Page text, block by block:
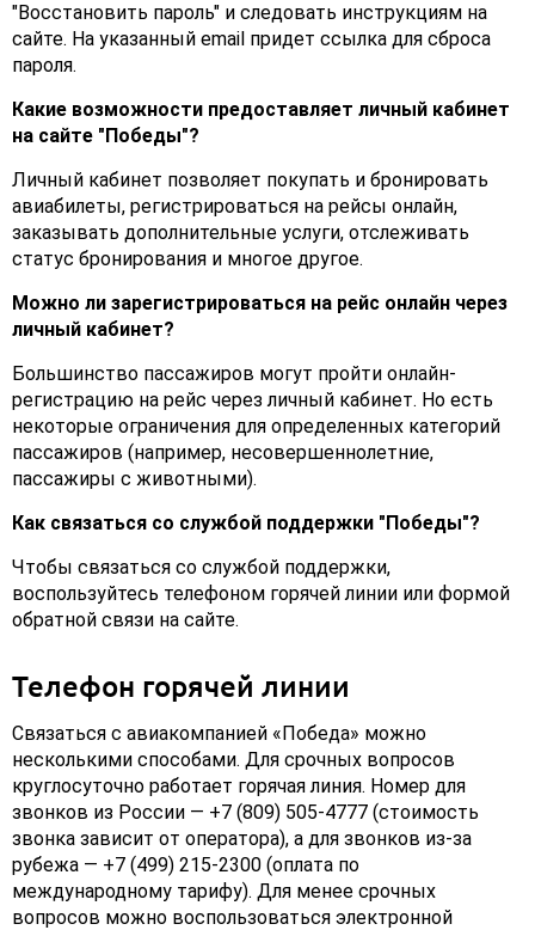
"Восстановить пароль" и следовать инструкциям на
сайте. На указанный email придет ссылка для сброса
пароля.
Какие возможности предоставляет личный кабинет
на сайте "Победы"?
Личный кабинет позволяет покупать и бронировать
авиабилеты, регистрироваться на рейсы онлайн,
заказывать дополнительные услуги, отслеживать
статус бронирования и многое другое.
Можно ли зарегистрироваться на рейс онлайн через
личный кабинет?
Большинство пассажиров могут пройти онлайн-
регистрацию на рейс через личный кабинет. Но есть
некоторые ограничения для определенных категорий
пассажиров (например, несовершеннолетние,
пассажиры с животными).
Как связаться со службой поддержки "Победы"?
Чтобы связаться со службой поддержки,
воспользуйтесь телефоном горячей линии или формой
обратной связи на сайте.
Телефон горячей линии
Связаться с авиакомпанией «Победа» можно
несколькими способами. Для срочных вопросов
круглосуточно работает горячая линия. Номер для
звонков из России — +7 (809) 505-4777 (стоимость
звонка зависит от оператора), а для звонков из-за
рубежа — +7 (499) 215-2300 (оплата по
международному тарифу). Для менее срочных
вопросов можно воспользоваться электронной